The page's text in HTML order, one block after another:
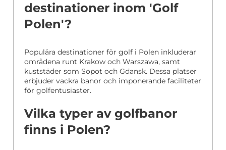
destinationer inom 'Golf
Polen'?
Populära destinationer för golf i Polen inkluderar
områdena runt Krakow och Warszawa, samt
kuststäder som Sopot och Gdansk. Dessa platser
erbjuder vackra banor och imponerande faciliteter
för golfentusiaster.
Vilka typer av golfbanor
finns i Polen?